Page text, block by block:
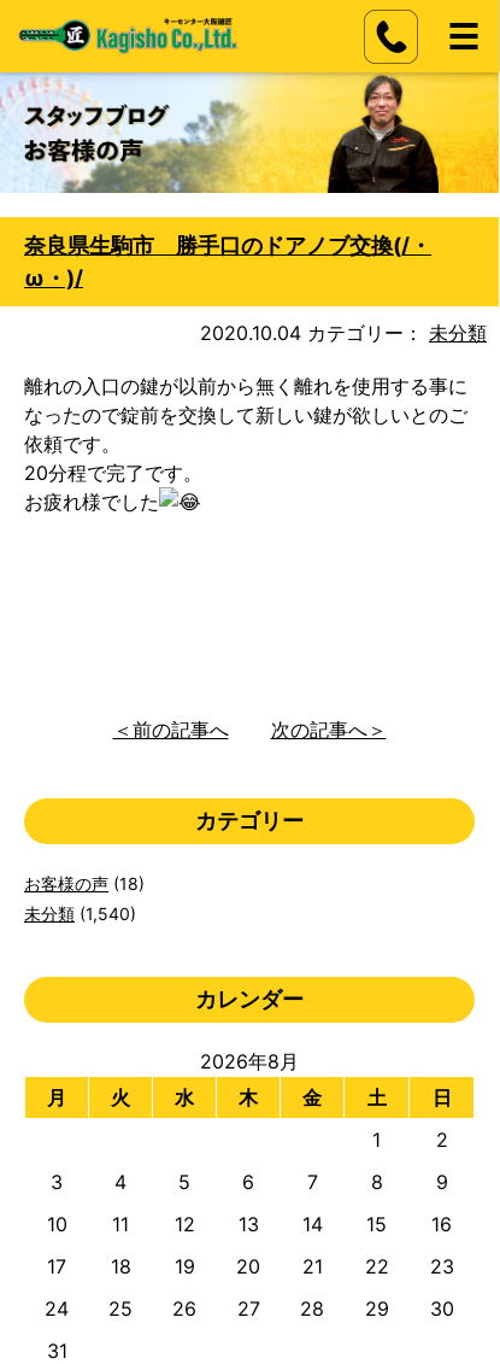
奈良県生駒市 勝手口のドアノブ交換(/・
ω・)/
2020.10.04 カテゴリー： 未分類
離れの入口の鍵が以前から無く離れを使用する事に
なったので錠前を交換して新しい鍵が欲しいとのご
依頼です。
20分程で完了です。
お疲れ様でした
＜前の記事へ 次の記事へ＞
カテゴリー
お客様の声 (18)
未分類 (1,540)
カレンダー
2026年8月
月
火 水 木 金 土 日
1
2
3
4 5 6 7 8
9
10
11 12 13 14 15
16
17
18 19 20 21 22
23
24
25 26 27 28 29
30
31